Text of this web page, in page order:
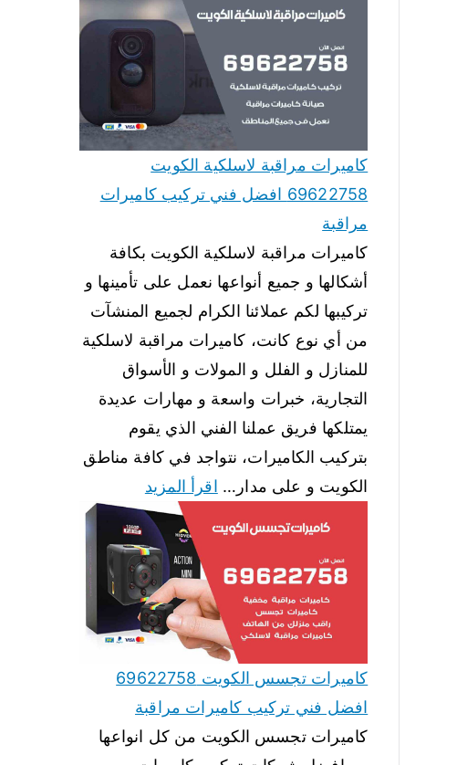
كاميرات مراقبة لاسلكية الكويت
69622758 افضل فني تركيب كاميرات
مراقبة
كاميرات مراقبة لاسلكية الكويت بكافة
أشكالها و جميع أنواعها نعمل على تأمينها و
تركيبها لكم عملائنا الكرام لجميع المنشآت
من أي نوع كانت، كاميرات مراقبة لاسلكية
للمنازل و الفلل و المولات و الأسواق
التجارية، خبرات واسعة و مهارات عديدة
يمتلكها فريق عملنا الفني الذي يقوم
بتركيب الكاميرات، نتواجد في كافة مناطق
الكويت و على مدار… اقرأ المزيد
كاميرات تجسس الكويت 69622758
افضل فني تركيب كاميرات مراقبة
كاميرات تجسس الكويت من كل انواعها